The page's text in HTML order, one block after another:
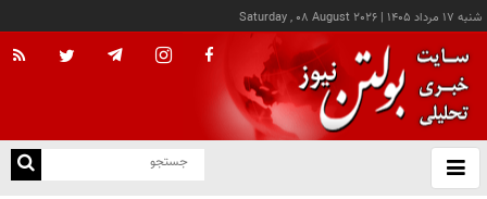
شنبه ۱۷ مرداد ۱۴۰۵ |
Saturday , 08 August 2026
باز
و